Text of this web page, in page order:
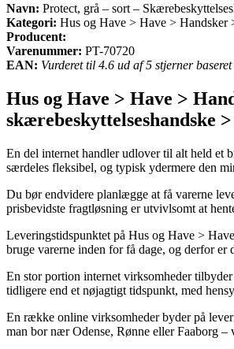
Navn: Protect, grå – sort –
Kategori: Hus og Have > Have > Handsker
Producent:
Varenummer: PT-70720
EAN: Vurderet til 4.6 ud af 5 stjerner
Hus og Have > Have >
skærebeskyttelseshandske
En del internet handler udlover til alt held et
særdeles fleksibel, og typisk ydermere den
Du bør endvidere planlægge at få varerne
prisbevidste fragtløsning er utvivlsomt at
Leveringstidspunktet på Hus og Have >
bruge varerne inden for få dage, og derfor er
En stor portion internet virksomheder
tidligere end et nøjagtigt tidspunkt, med
En række online virksomheder byder på
man bor nær Odense, Rønne eller Faaborg